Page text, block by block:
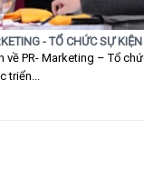
- TỔ CHỨC SỰ KIỆN
về PR- Marketing – Tổ
triển...